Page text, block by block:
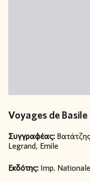
Voyages de
Συγγραφέας:
Legrand, Emile
Εκδότης: Imp. Nationale